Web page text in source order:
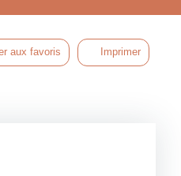
aux favoris Imprimer